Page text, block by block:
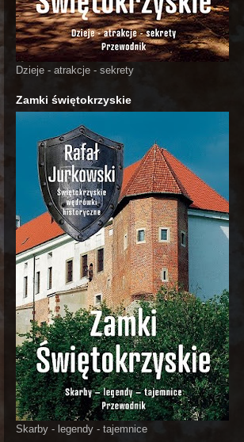
Dzieje - atrakcje - sekrety
Zamki świętokrzyskie
Skarby - legendy - tajemnice